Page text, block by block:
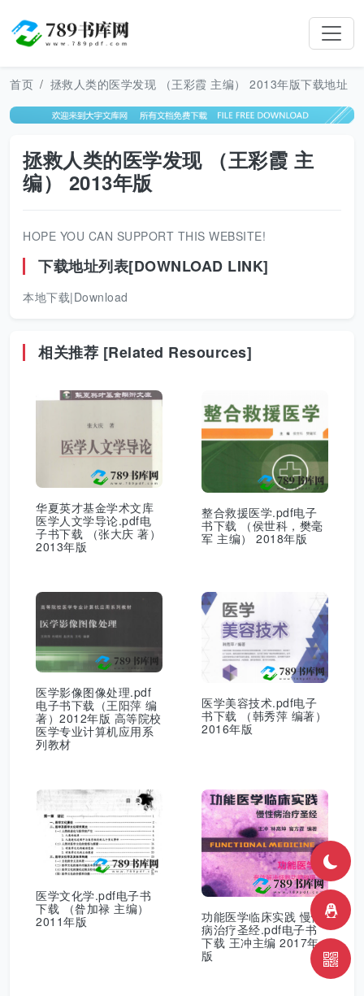
首页 拯救人类的医学发现 （王彩霞 主编） 2013年版下载地址
拯救人类的医学发现 （王彩霞 主
编） 2013年版
HOPE YOU CAN SUPPORT THIS WEBSITE!
下载地址列表[DOWNLOAD LINK]
本地下载|Download
相关推荐 [Related Resources]
华夏英才基金学术文库
医学人文学导论.pdf电
子书下载 （张大庆 著）
2013年版
整合救援医学.pdf电子
书下载 （侯世科，樊毫
军 主编） 2018年版
医学影像图像处理.pdf
电子书下载（王阳萍 编
著）2012年版 高等院校
医学专业计算机应用系
列教材
医学美容技术.pdf电子
书下载 （韩秀萍 编著）
2016年版
医学文化学.pdf电子书
下载 （昝加禄 主编）
2011年版
功能医学临床实践 慢性
病治疗圣经.pdf电子书
下载 王冲主编 2017年
版